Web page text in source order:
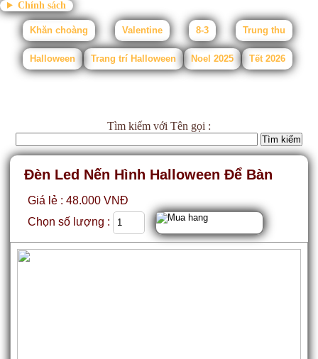
Chính sách
Khăn choàng Valentine 8-3 Trung thu
Halloween Trang trí Halloween Noel 2025 Tết 2026
Tìm kiếm với Tên gọi :
Đèn Led Nến Hình Halloween Để Bàn
Giá lẻ : 48.000 VNĐ
Chọn số lượng :